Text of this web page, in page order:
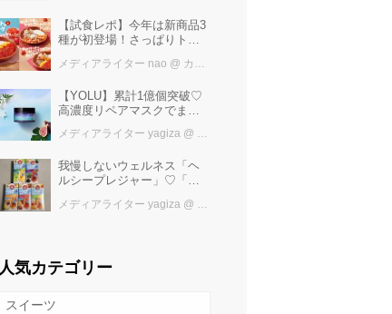
【試食レポ】今年は新商品3
種が初登場！さっぱりトマ
びっくりドンキーの「トマ
限定発売中♪
メディアライター nao @ カワコレメディア編集部
【YOLU】累計1億個突破♡
高濃度リペアマスクでまと
メディアライター yagiza @ カワコレメディア編集部
我慢しないウェルネス「ヘ
ルシープレジャー」♡「水
るおいしい水分補給
メディアライター yagiza @ カワコレメディア編集部
人気カテゴリー
スイーツ